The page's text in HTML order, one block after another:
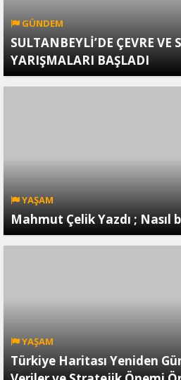
GÜNDEM
SULTANBEYLİ’DE ÇEVRE VE
YARIŞMALARI BAŞLADI
YAŞAM
Mahmut Çelik Yazdı ; Nasıl
YAŞAM
Türkiye Haritası Yeniden